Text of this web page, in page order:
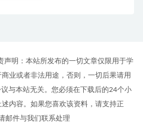
明：本站所发布的一切文章仅限用于学
业或者非法用途，否则，一切后果请用
与本站无关。您必须在下载后的24个小
内容。如果您喜欢该资料，请支持正
邮件与我们联系处理